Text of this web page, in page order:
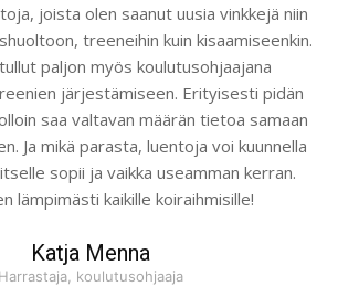
joista olen saanut uusia vinkkejä niin
treeneihin kuin kisaamiseenkin.
paljon myös koulutusohjaajana
järjestämiseen. Erityisesti pidän
saa valtavan määrän tietoa samaan
Ja mikä parasta, luentoja voi kuunnella
sopii ja vaikka useamman kerran.
lämpimästi kaikille koiraihmisille!
Katja Menna
Harrastaja, koulutusohjaaja